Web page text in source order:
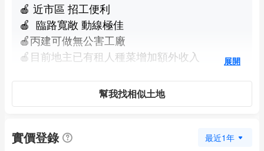
🍎 近市區 招工便利
🍎 臨路寬敞 動線極佳
🍎丙建可做無公害工廠
🍎目前地主已有租人種菜增加額外收入
🍎 臨路6米 大車出入沒問題
展開
幫我找相似土地
實價登錄 最近1年